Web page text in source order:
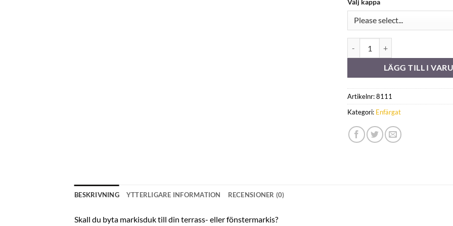
Välj kappa
LÄGG TILL I
Artikelnr:8111
Kategori: Enfärgat
BESKRIVNING YTTERLIGARE INFORMATION RECENSIONER (0)
Skall du byta markisduk till din terrass- eller fönstermarkis?